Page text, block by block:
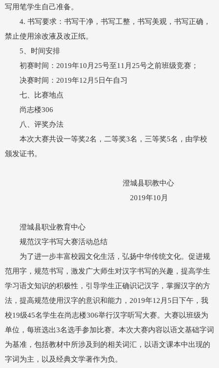
写用笔学生自己准备。
4. 书写要求：书写干净，书写工整，书写美观，书写正确，
禁止使用涂改液及改正纸。
5、时间安排
初赛时间：2019年10月25号至11月25号之前班级竞赛；
决赛时间：2019年12月5日午自习
七、比赛地点
尚志楼306
八、评奖办法
本次大赛共设一等奖2名，二等奖3名，三等奖5名，由学校
颁发证书。
澄城县职教中心
2019年10月
澄城县职业教育中心
规范汉字书写大赛活动总结
为了进一步丰富校园文化生活，弘扬中华传统文化。促进规
范用字，规范书写，激发广大师生对汉字书写的兴趣，提高学生
学习语文知识的积极性，引导学生正确识记汉字，掌握汉字的方
法，提高规范使用汉字的意识和能力，2019年12月5日下午，我
校19级45名学生在尚志楼306举行汉字听写大赛。大赛以班级为
单位，每班选出3名选手参加比赛。本次大赛内容以语文基础字词
为基准，包括教材中所涉及到的相关词汇，以语文课本中出现的
字词为主，以及经典文学著作为负。